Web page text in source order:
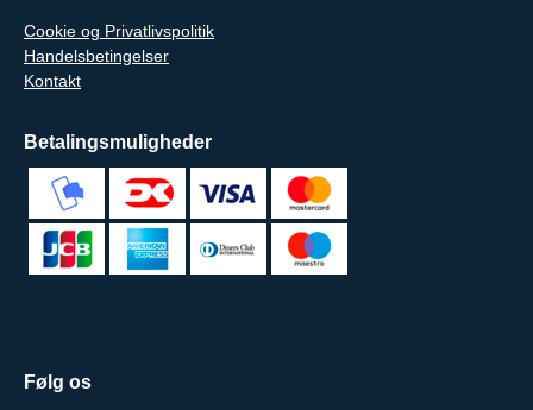
Cookie og Privatlivspolitik
Handelsbetingelser
Kontakt
Betalingsmuligheder
Følg os